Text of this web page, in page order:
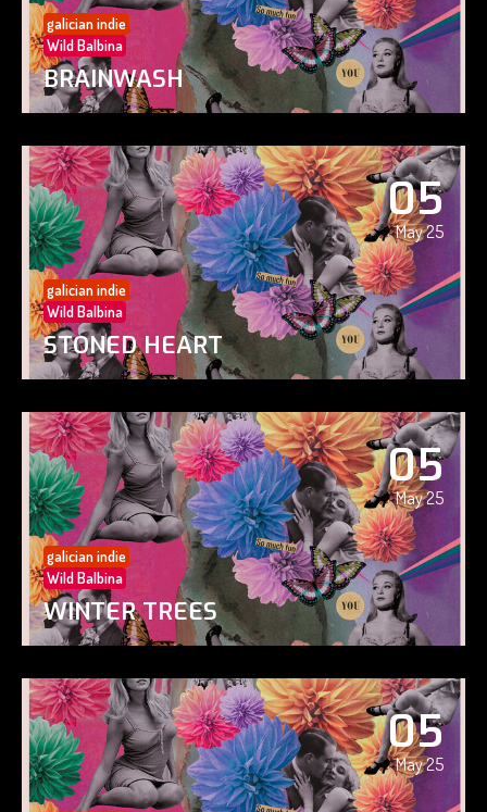
galician indie
Wild Balbina
BRAINWASH
05
May 25
galician indie
Wild Balbina
STONED HEART
05
May 25
galician indie
Wild Balbina
WINTER TREES
05
May 25